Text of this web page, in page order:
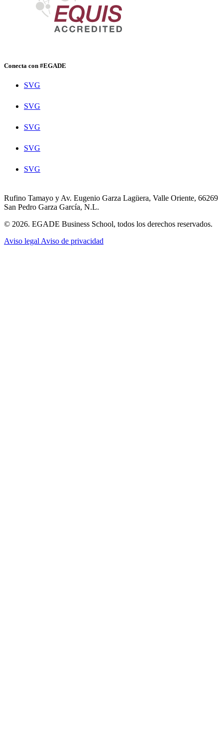
Conecta con #EGADE
SVG
SVG
SVG
SVG
SVG
Rufino Tamayo y Av. Eugenio Garza Lagüera, Valle Oriente, 66269
San Pedro Garza García, N.L.
© 2026. EGADE Business School, todos los derechos reservados.
Aviso legalAviso de privacidad